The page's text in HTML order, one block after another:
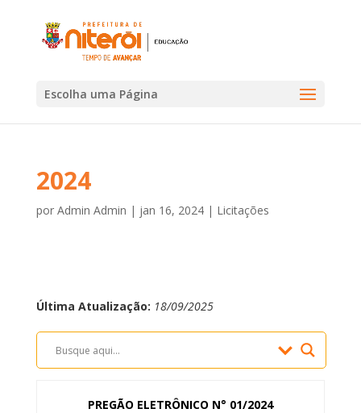
Escolha uma Página
2024
por Admin Admin | jan 16, 2024| Licitações
Última Atualização: 18/09/2025
PREGÃO ELETRÔNICO N° 01/2024